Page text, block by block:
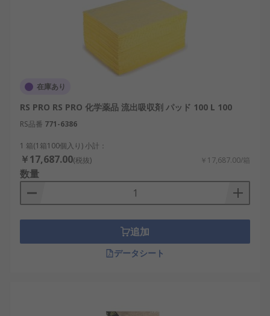
使用向け、 メンテナンス全般用など、各種の用途向
けの製品があります。
どのようなタイプの流出吸収剤が
に対応していますが、 1 つ共通点があります。液体
が偶発的に漏れた場合、吸収性に優れた設計です。
オイルでも、 危険な化学薬品でも、その他の工業用
液体でも対応する製品があります。
多くの流出吸収剤はマット、 パッド、又はピローの
形態で販売されています。 これらが急いで投げるだ
す。マットとパッドはどちらも、広くて 平らな区域
を比較的簡単にカバーできます。
流出吸収ソックスは吸収性フィラー材の柔軟
在庫あり
RS PRO RS PRO 化学薬品 流出吸収剤 パッド 100 L 100
RS品番 771-6386
1 箱(1箱100個入り) 小計：
￥17,687.00(税抜) ￥17,687.00/箱
数量
追加
データシート